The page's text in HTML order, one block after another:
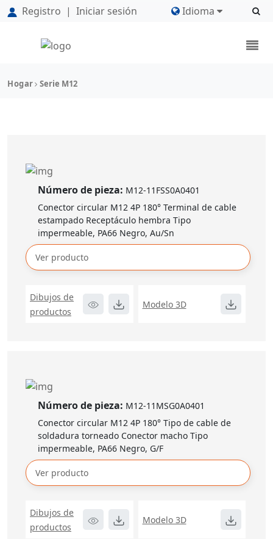
Registro | Iniciar sesión Idioma
Hogar Serie M12
Número de pieza: M12-11FSS0A0401
Conector circular M12 4P 180° Terminal de cable
estampado Receptáculo hembra Tipo
impermeable, PA66 Negro, Au/Sn
Ver producto
Dibujos de
productos
Modelo 3D
Número de pieza: M12-11MSG0A0401
Conector circular M12 4P 180° Tipo de cable de
soldadura torneado Conector macho Tipo
impermeable, PA66 Negro, G/F
Ver producto
Dibujos de
productos
Modelo 3D